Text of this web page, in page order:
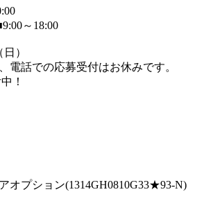
～18:00
）
電話での応募受付はお休みです。
！
オプション(1314GH0810G33★93-N)